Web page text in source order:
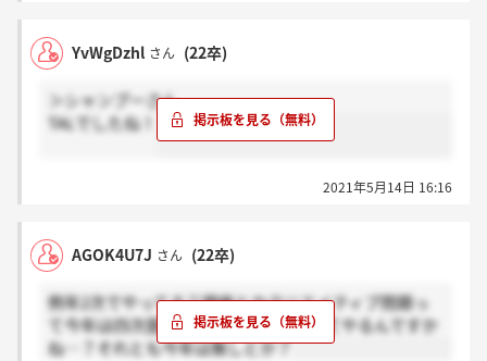
YvWgDzhl さん (22卒)
＞シャンプーさん
TALでしたね！
2021年5月14日 16:16
AGOK4U7J さん (22卒)
例年2次でやってる三題噺とかクリエイティブ問題っ
て今年は四次面接の対面の時にまとめてやるんですか
ね…？それとも今年は無しとか？